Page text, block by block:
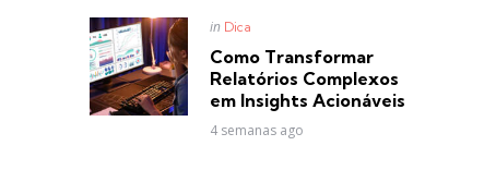
Posted
in Dica
Como Transformar
Relatórios Complexos
em Insights Acionáveis
4 semanas ago